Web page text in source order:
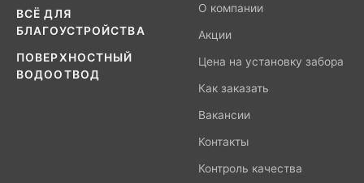
ВСЁ ДЛЯ
БЛАГОУСТРОЙСТВА
ПОВЕРХНОСТНЫЙ
ВОДООТВОД
О компании
Акции
Цена на установку забора
Как заказать
Вакансии
Контакты
Контроль качества